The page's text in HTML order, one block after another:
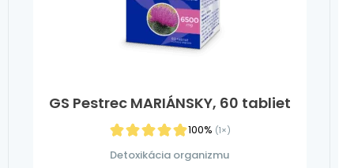
GS Pestrec MARIÁNSKY, 60 tabliet
100% (1×)
Detoxikácia organizmu